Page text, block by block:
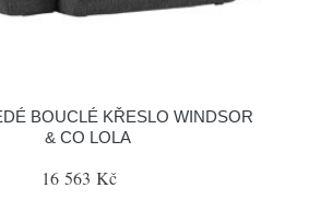
BOUCLÉ KŘESLO WINDSOR
& CO LOLA
16 563 Kč